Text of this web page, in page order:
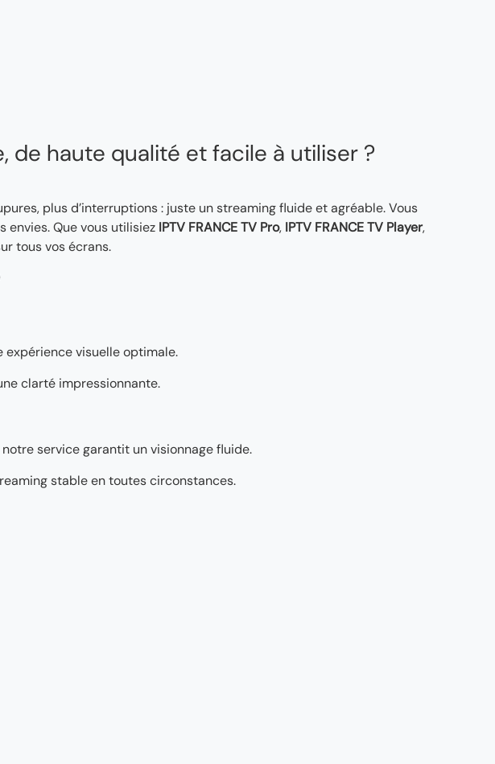
de haute qualité et facile à utiliser ?
plus d’interruptions : juste un streaming fluide et agréable. Vous
envies. Que vous utilisiez IPTV FRANCE TV Pro, IPTV FRANCE TV Player,
tous vos écrans.
expérience visuelle optimale.
clarté impressionnante.
service garantit un visionnage fluide.
stable en toutes circonstances.